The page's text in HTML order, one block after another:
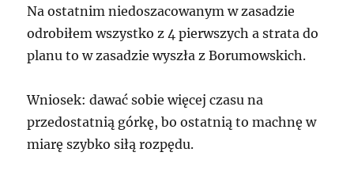
Na ostatnim niedoszacowanym w zasadzie
odrobiłem wszystko z 4 pierwszych a strata do
planu to w zasadzie wyszła z Borumowskich.
Wniosek: dawać sobie więcej czasu na
przedostatnią górkę, bo ostatnią to machnę w
miarę szybko siłą rozpędu.